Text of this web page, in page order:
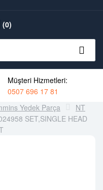
(0)
Müşteri Hizmetleri:
0507 696 17 81
Yedek Parça
NT
SET,SINGLE HEAD